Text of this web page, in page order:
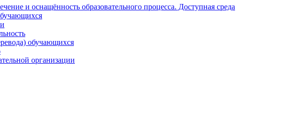
и оснащённость образовательного процесса. Доступная среда
обучающихся
организации